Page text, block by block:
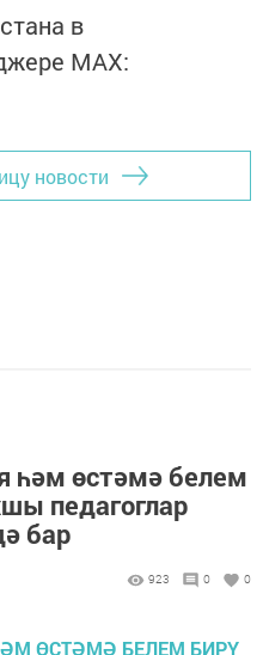
в
MАХ:
новости
һәм өстәмә белем
педагоглар
бар
923 0 0